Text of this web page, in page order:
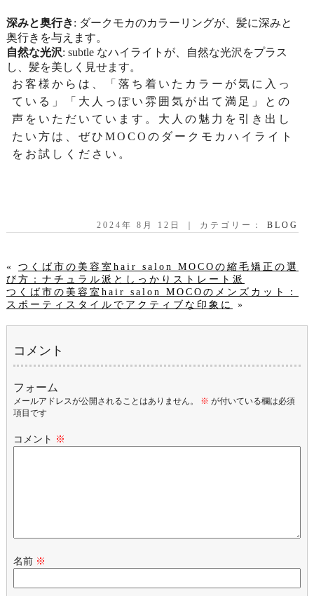
深みと奥行き: ダークモカのカラーリングが、髪に深みと
奥行きを与えます。
自然な光沢: subtle なハイライトが、自然な光沢をプラス
し、髪を美しく見せます。
お客様からは、「落ち着いたカラーが気に入っ
ている」「大人っぽい雰囲気が出て満足」との
声をいただいています。大人の魅力を引き出し
たい方は、ぜひMOCOのダークモカハイライト
をお試しください。
2024年 8月 12日 ｜ カテゴリー：BLOG
« つくば市の美容室hair salon MOCOの縮毛矯正の選
び方：ナチュラル派としっかりストレート派
つくば市の美容室hair salon MOCOのメンズカット：
スポーティスタイルでアクティブな印象に
»
コメント
フォーム
メールアドレスが公開されることはありません。 ※ が付いている欄は必須
項目です
コメント ※
名前 ※